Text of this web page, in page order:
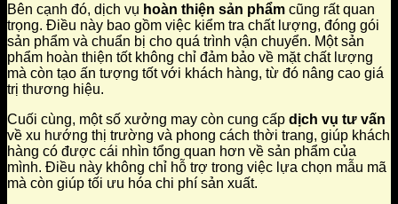
Bên cạnh đó, dịch vụ hoàn thiện sản phẩm cũng rất quan
trọng. Điều này bao gồm việc kiểm tra chất lượng, đóng gói
sản phẩm và chuẩn bị cho quá trình vận chuyển. Một sản
phẩm hoàn thiện tốt không chỉ đảm bảo về mặt chất lượng
mà còn tạo ấn tượng tốt với khách hàng, từ đó nâng cao giá
trị thương hiệu.
Cuối cùng, một số xưởng may còn cung cấp dịch vụ tư vấn
về xu hướng thị trường và phong cách thời trang, giúp khách
hàng có được cái nhìn tổng quan hơn về sản phẩm của
mình. Điều này không chỉ hỗ trợ trong việc lựa chọn mẫu mã
mà còn giúp tối ưu hóa chi phí sản xuất.